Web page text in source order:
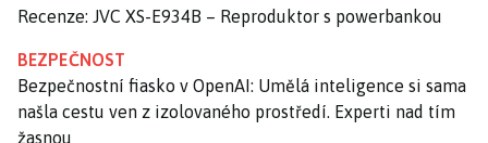
Recenze: JVC XS-E934B – Reproduktor s powerbankou
BEZPEČNOST
Bezpečnostní fiasko v OpenAI: Umělá inteligence si sama
našla cestu ven z izolovaného prostředí. Experti nad tím
žasnou